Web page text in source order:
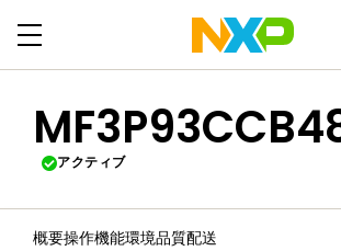
アクティブ
概要操作機能環境品質配送